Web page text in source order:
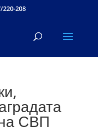
220-208
СВП